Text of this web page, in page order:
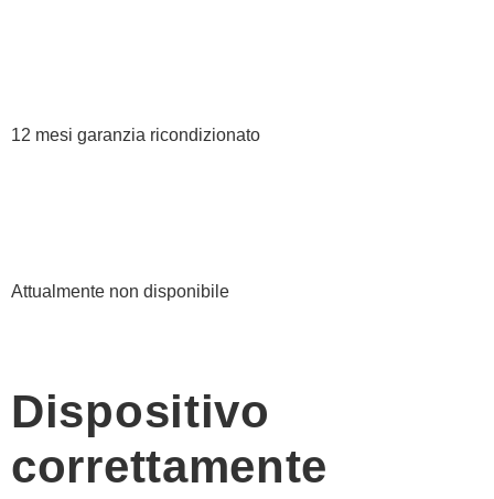
12 mesi garanzia ricondizionato
Attualmente non disponibile
Dispositivo
correttamente